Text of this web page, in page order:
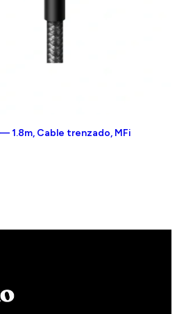
1.8m, Cable trenzado, MFi